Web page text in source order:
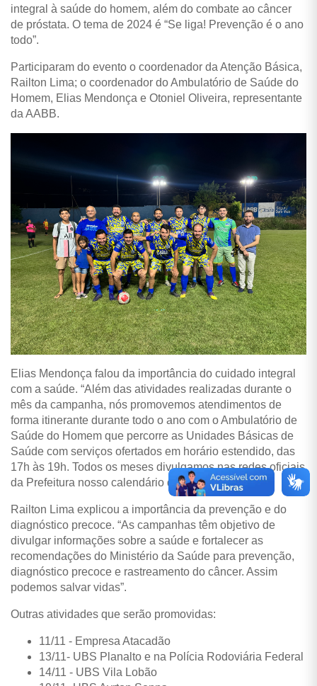
integral à saúde do homem, além do combate ao câncer
de próstata. O tema de 2024 é “Se liga! Prevenção é o ano
todo”.
Participaram do evento o coordenador da Atenção Básica,
Railton Lima; o coordenador do Ambulatório de Saúde do
Homem, Elias Mendonça e Otoniel Oliveira, representante
da AABB.
Elias Mendonça falou da importância do cuidado integral
com a saúde. “Além das atividades realizadas durante o
mês da campanha, nós promovemos atendimentos de
forma itinerante durante todo o ano com o Ambulatório de
Saúde do Homem que percorre as Unidades Básicas de
Saúde com serviços ofertados em horário estendido, das
17h às 19h. Todos os meses divulgamos nas redes oficiais
da Prefeitura nosso calendário de atendimentos”.
Railton Lima explicou a importância da prevenção e do
diagnóstico precoce. “As campanhas têm objetivo de
divulgar informações sobre a saúde e fortalecer as
recomendações do Ministério da Saúde para prevenção,
diagnóstico precoce e rastreamento do câncer. Assim
podemos salvar vidas”.
Outras atividades que serão promovidas:
11/11 - Empresa Atacadão
13/11- UBS Planalto e na Polícia Rodoviária Federal
14/11 - UBS Vila Lobão